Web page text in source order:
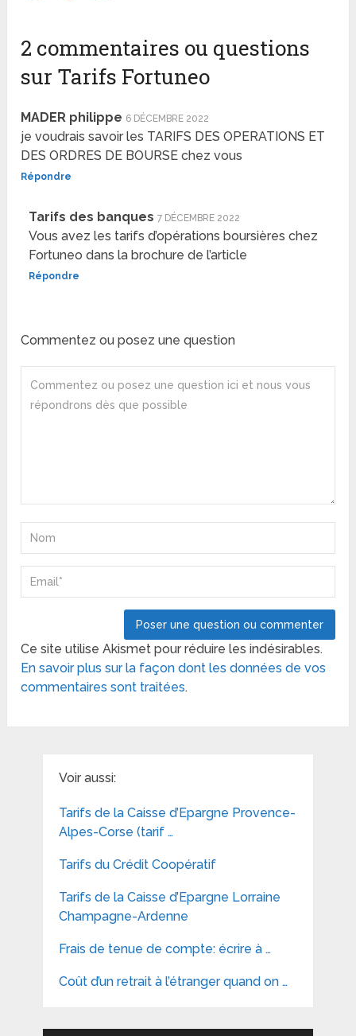
2 commentaires ou questions
sur Tarifs Fortuneo
MADER philippe 6 DÉCEMBRE 2022
je voudrais savoir les TARIFS DES OPERATIONS ET
DES ORDRES DE BOURSE chez vous
Répondre
Tarifs des banques 7 DÉCEMBRE 2022
Vous avez les tarifs d’opérations boursières chez
Fortuneo dans la brochure de l’article
Répondre
Commentez ou posez une question
Ce site utilise Akismet pour réduire les indésirables.
En savoir plus sur la façon dont les données de vos
commentaires sont traitées.
Voir aussi:
Tarifs de la Caisse d’Epargne Provence-
Alpes-Corse (tarif …
Tarifs du Crédit Coopératif
Tarifs de la Caisse d’Epargne Lorraine
Champagne-Ardenne
Frais de tenue de compte: écrire à …
Coût d’un retrait à l’étranger quand on …